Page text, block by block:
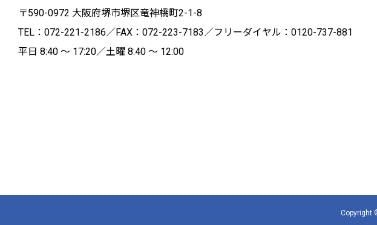
〒590-0972 大阪府堺市堺区竜神橋町2-1-8
TEL：072-221-2186／FAX：072-223-7183／フリーダイヤル：0120-737-881
平日 8:40 ～ 17:20／土曜 8:40 ～ 12:00
Copyright